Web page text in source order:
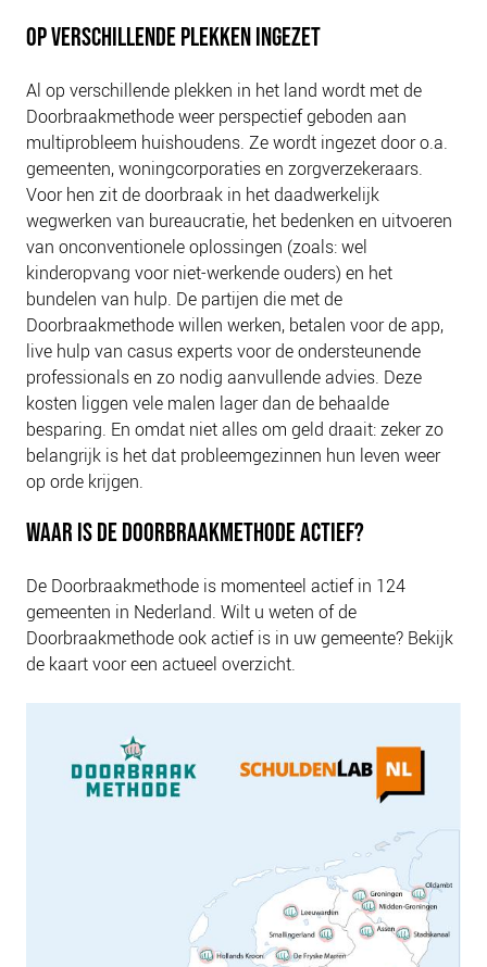
OP VERSCHILLENDE PLEKKEN INGEZET
Al op verschillende plekken in het land wordt met de
Doorbraakmethode weer perspectief geboden aan
multiprobleem huishoudens. Ze wordt ingezet door o.a.
gemeenten, woningcorporaties en zorgverzekeraars.
Voor hen zit de doorbraak in het daadwerkelijk
wegwerken van bureaucratie, het bedenken en uitvoeren
van onconventionele oplossingen (zoals: wel
kinderopvang voor niet-werkende ouders) en het
bundelen van hulp. De partijen die met de
Doorbraakmethode willen werken, betalen voor de app,
live hulp van casus experts voor de ondersteunende
professionals en zo nodig aanvullende advies. Deze
kosten liggen vele malen lager dan de behaalde
besparing. En omdat niet alles om geld draait: zeker zo
belangrijk is het dat probleemgezinnen hun leven weer
op orde krijgen.
WAAR IS DE DOORBRAAKMETHODE ACTIEF?
De Doorbraakmethode is momenteel actief in 124
gemeenten in Nederland. Wilt u weten of de
Doorbraakmethode ook actief is in uw gemeente? Bekijk
de kaart voor een actueel overzicht.